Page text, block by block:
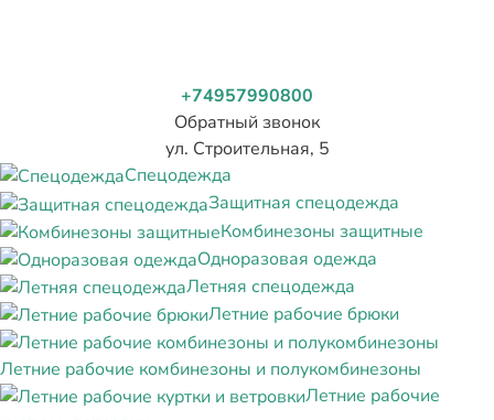
+74957990800
Обратный звонок
ул. Строительная, 5
Спецодежда
Защитная спецодежда
Комбинезоны защитные
Одноразовая одежда
Летняя спецодежда
Летние рабочие брюки
Летние рабочие комбинезоны и полукомбинезоны
Летние рабочие